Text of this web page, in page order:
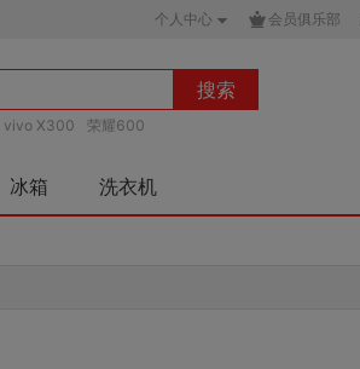
个人中心 会员俱乐部
搜索
vivo X300 荣耀600
冰箱 洗衣机